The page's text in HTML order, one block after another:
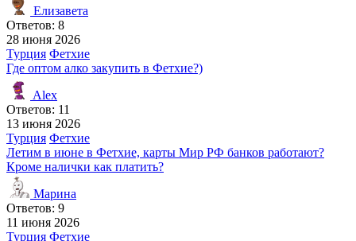
Елизавета
Ответов: 8
28 июня 2026
Турция Фетхие
Где оптом алко закупить в Фетхие?)
Alex
Ответов: 11
13 июня 2026
Турция Фетхие
Летим в июне в Фетхие, карты Мир РФ банков работают?
Кроме налички как платить?
Марина
Ответов: 9
11 июня 2026
Турция Фетхие